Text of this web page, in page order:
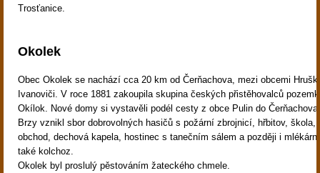
Trosťanice.
Okolek
Obec Okolek se nachází cca 20 km od Čerňachova, mezi obcemi
Ivanoviči. V roce 1881 zakoupila skupina českých přistěhovalců
Okílok. Nové domy si vystavěli podél cesty z obce Pulin do Čerňachova.
Brzy vznikl sbor dobrovolných hasičů s požární zbrojnicí, hřbitov, škola,
obchod, dechová kapela, hostinec s tanečním sálem a později i
také kolchoz.
Okolek byl proslulý pěstováním žateckého chmele.